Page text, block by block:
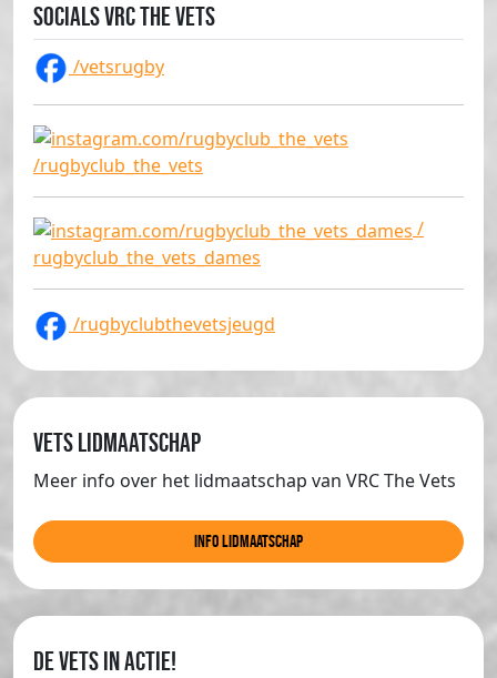
Socials VRC The Vets
/vetsrugby
/rugbyclub_the_vets
/
rugbyclub_the_vets_dames
/rugbyclubthevetsjeugd
Vets lidmaatschap
Meer info over het lidmaatschap van VRC The Vets
info lidmaatschap
de Vets in actie!